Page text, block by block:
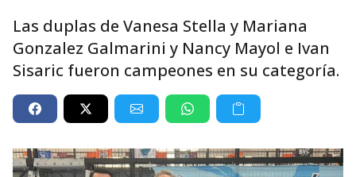
Las duplas de Vanesa Stella y Mariana
Gonzalez Galmarini y Nancy Mayol e Ivan
Sisaric fueron campeones en su categoría.